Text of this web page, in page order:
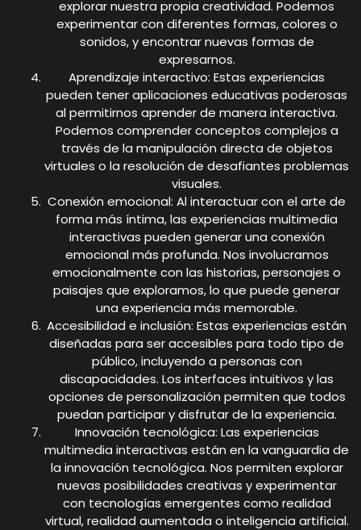
explorar nuestra propia creatividad. Podemos
experimentar con diferentes formas, colores o
sonidos, y encontrar nuevas formas de
expresarnos.
Aprendizaje interactivo: Estas experiencias
pueden tener aplicaciones educativas poderosas
al permitirnos aprender de manera interactiva.
Podemos comprender conceptos complejos a
través de la manipulación directa de objetos
virtuales o la resolución de desafiantes problemas
visuales.
Conexión emocional: Al interactuar con el arte de
forma más íntima, las experiencias multimedia
interactivas pueden generar una conexión
emocional más profunda. Nos involucramos
emocionalmente con las historias, personajes o
paisajes que exploramos, lo que puede generar
una experiencia más memorable.
Accesibilidad e inclusión: Estas experiencias están
diseñadas para ser accesibles para todo tipo de
público, incluyendo a personas con
discapacidades. Los interfaces intuitivos y las
opciones de personalización permiten que todos
puedan participar y disfrutar de la experiencia.
Innovación tecnológica: Las experiencias
multimedia interactivas están en la vanguardia de
la innovación tecnológica. Nos permiten explorar
nuevas posibilidades creativas y experimentar
con tecnologías emergentes como realidad
virtual, realidad aumentada o inteligencia artificial.